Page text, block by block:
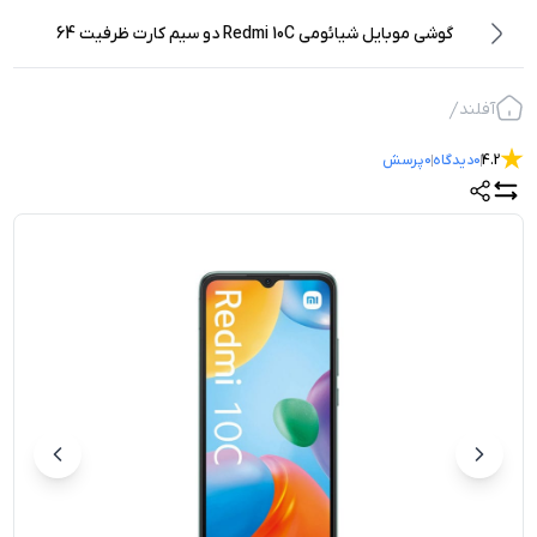
گوشی موبایل شیائومی Redmi 10C دو سیم‌ کارت ظرفیت 64
آفلند
4.2
0دیدگاه0پرسش